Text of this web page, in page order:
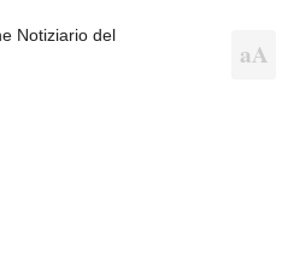
Notiziario del